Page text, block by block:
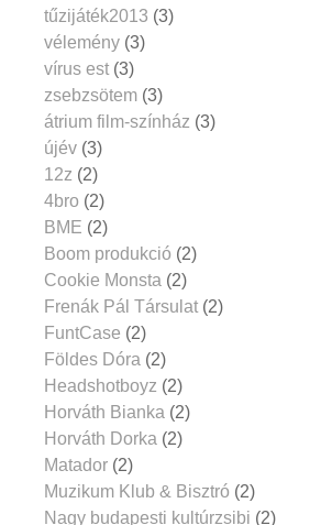
tűzijáték2013 (3)
vélemény (3)
vírus est (3)
zsebzsötem (3)
átrium film-színház (3)
újév (3)
12z (2)
4bro (2)
BME (2)
Boom produkció (2)
Cookie Monsta (2)
Frenák Pál Társulat (2)
FuntCase (2)
Földes Dóra (2)
Headshotboyz (2)
Horváth Bianka (2)
Horváth Dorka (2)
Matador (2)
Muzikum Klub & Bisztró (2)
Nagy budapesti kultúrzsibi (2)